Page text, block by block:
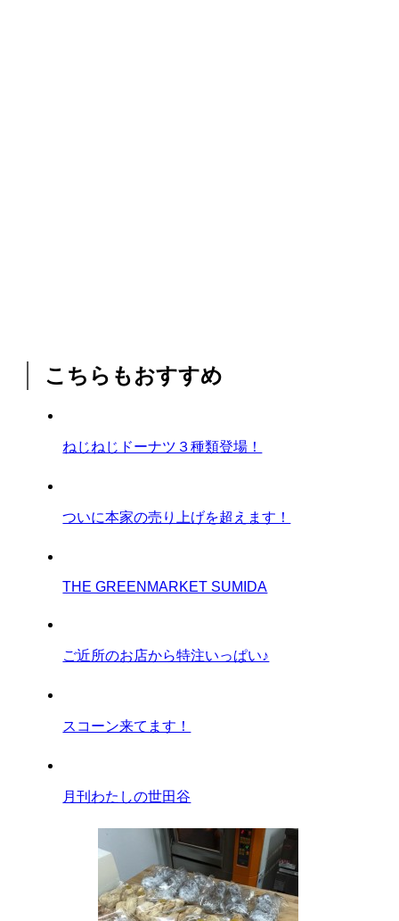
こちらもおすすめ
ねじねじドーナツ３種類登場！
ついに本家の売り上げを超えます！
THE GREENMARKET SUMIDA
ご近所のお店から特注いっぱい♪
スコーン来てます！
月刊わたしの世田谷